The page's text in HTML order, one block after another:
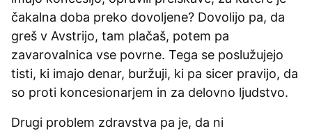
čakalna doba preko dovoljene? Dovolijo pa, da
greš v Avstrijo, tam plačaš, potem pa
zavarovalnica vse povrne. Tega se poslužujejo
tisti, ki imajo denar, buržuji, ki pa sicer pravijo, da
so proti koncesionarjem in za delovno ljudstvo.
Drugi problem zdravstva pa je, da ni